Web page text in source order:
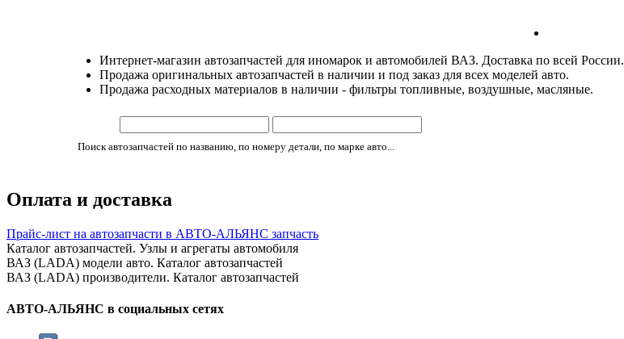
Интернет-магазин автозапчастей для иномарок и автомобилей ВАЗ. Доставка по всей России.
Продажа оригинальных автозапчастей в наличии и под заказ для всех моделей авто.
Продажа расходных материалов в наличии - фильтры топливные, воздушные, масляные.
Поиск автозапчастей по названию, по номеру детали, по марке авто...
Оплата и доставка
Прайс-лист на автозапчасти в АВТО-АЛЬЯНС запчасть
Каталог автозапчастей. Узлы и агрегаты автомобиля
ВАЗ (LADA) модели авто. Каталог автозапчастей
ВАЗ (LADA) производители. Каталог автозапчастей
АВТО-АЛЬЯНС в социальных сетях